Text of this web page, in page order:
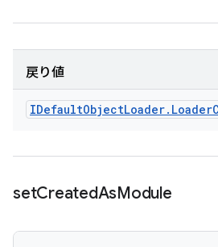
戻り値
IDefaultObjectLoader. Loader
setCreatedAsModule